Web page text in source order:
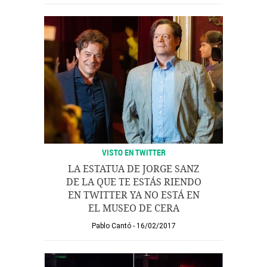
VISTO EN TWITTER
LA ESTATUA DE JORGE SANZ
DE LA QUE TE ESTÁS RIENDO
EN TWITTER YA NO ESTÁ EN
EL MUSEO DE CERA
Pablo Cantó 16/02/2017